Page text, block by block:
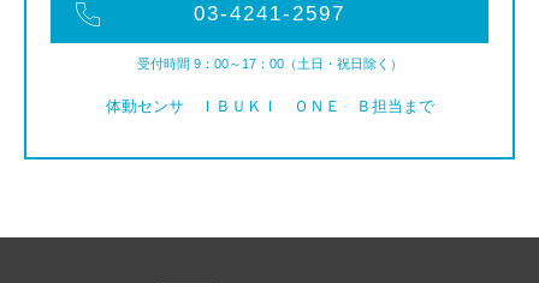
03-4241-2597
受付時間 9：00～17：00（土日・祝日除く）
体動センサ ＩＢＵＫＩ ＯＮＥ Ｂ担当まで